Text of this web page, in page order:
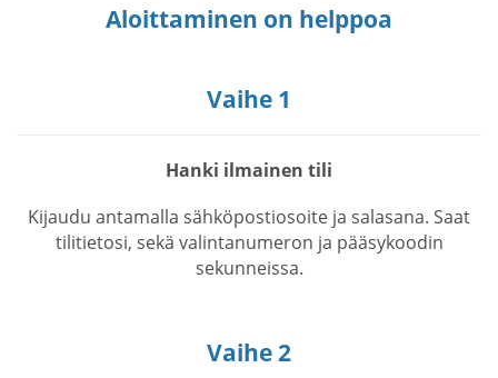
Aloittaminen on helppoa
Vaihe 1
Hanki ilmainen tili
Kijaudu antamalla sähköpostiosoite ja salasana. Saat
tilitietosi, sekä valintanumeron ja pääsykoodin
sekunneissa.
Vaihe 2